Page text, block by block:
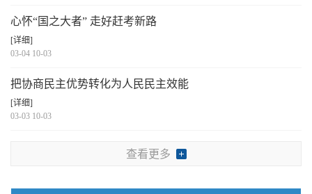
心怀“国之大者” 走好赶考新路
[详细]
03-04 10-03
把协商民主优势转化为人民民主效能
[详细]
03-03 10-03
查看更多